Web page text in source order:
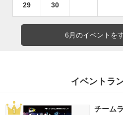
29 30
6月のイベントを
イベントラ
チーム